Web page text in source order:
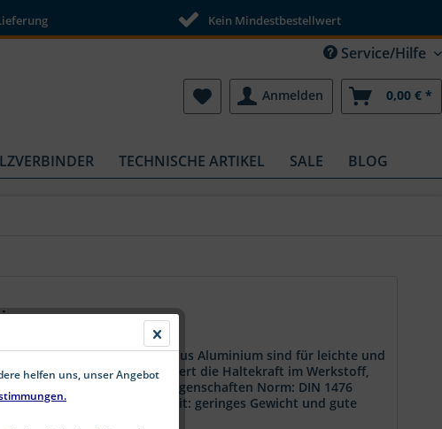
Kein Mindestbestellwert
Service/Hilfe
Anmelden 0,00 € *
TECHNISCHE ARTIKEL SALE BLOG
nach DIN 1476 aus Aluminium sind für leichte und
Die Kerbstruktur verbessert die Haltekraft im Werkstoff,
ermöglicht. Eigenschaften Norm: DIN 1476
Kerbnagel Besonderheit: geringes Gewicht und gute
helfen uns, unser Angebot